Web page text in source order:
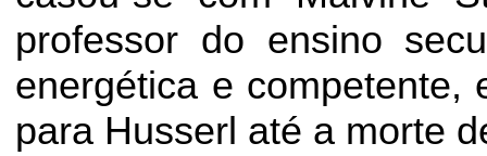
professor do ensino
energética e competente,
para Husserl até a morte